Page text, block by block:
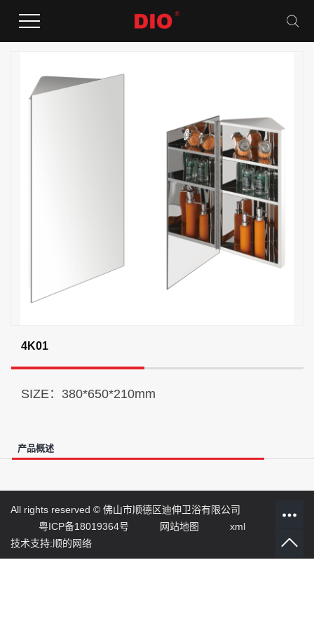
4K01
SIZE：380*650*210mm
产品概述
All rights reserved © 佛山市顺德区迪伸卫浴有限公司
粤ICP备18019364号
网站地图
xml
技术支持:顺的网络